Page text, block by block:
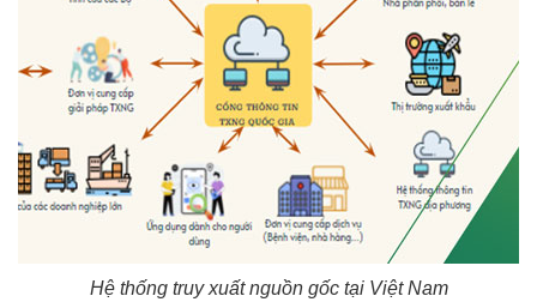
Hệ thống truy xuất nguồn gốc tại Việt Nam